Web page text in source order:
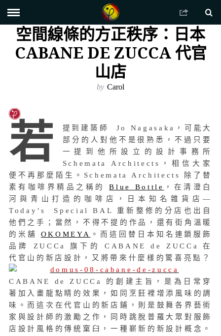
空間線條的方正秩序：日本
CABANE DE ZUCCA 代官
山店
by Carol
若
提到建築師 Jo Nagasaka，可能大
部分的人對他不是很熟悉，不過只要
一提到他所設立的設計事務所
Schemata Architects，相信大家
便不再那麼陌生。Schemata Architects 除了替
素有咖啡界精品之稱的Blue Bottle
，在清澄白
河與青山打造的咖啡店，日本知名雜貨店—
Today’s Special BAL 重新整修的分店也出自
他們之手；當然，不得不提的作品，還有街角溫暖
的米舖 OKOMEYA
。而這回替日本知名連鎖服飾
品牌 ZUCCa 旗下的 CABANE de ZUCCa 在
代官山的新店設計，又將帶來什麼樣的驚喜亮點？
CABANE de ZUCCa 的創建主旨，是為日常穿
著加入畫龍點睛的效果，如同烹飪裡增添風味的調
味。而這次在代官山的新店鋪，則是鼓舞各界藝術
家與設計師的激勵之作，同時跳脫普羅大眾對服飾
店設計風格的傳統窠臼，一種嶄新的新設計概念。